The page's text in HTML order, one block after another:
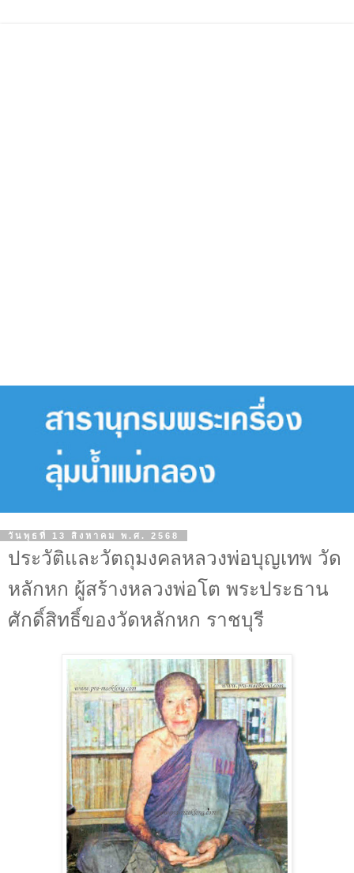
วันพุธที่ 13 สิงหาคม พ.ศ. 2568
ประวัติและวัตถุมงคลหลวงพ่อบุญเทพ วัด
หลักหก ผู้สร้างหลวงพ่อโต พระประธาน
ศักดิ์สิทธิ์ของวัดหลักหก ราชบุรี